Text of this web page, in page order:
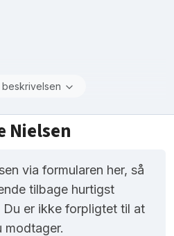
Nielsen
via formularen her, så
tilbage hurtigst
Du er ikke forpligtet til at
modtager.